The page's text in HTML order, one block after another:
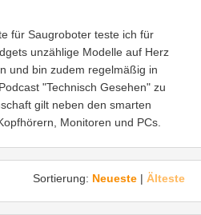
für Saugroboter teste ich für
unzählige Modelle auf Herz
und bin zudem regelmäßig in
"Technisch Gesehen" zu
gilt neben den smarten
Monitoren und PCs.
Sortierung: Neueste | Älteste